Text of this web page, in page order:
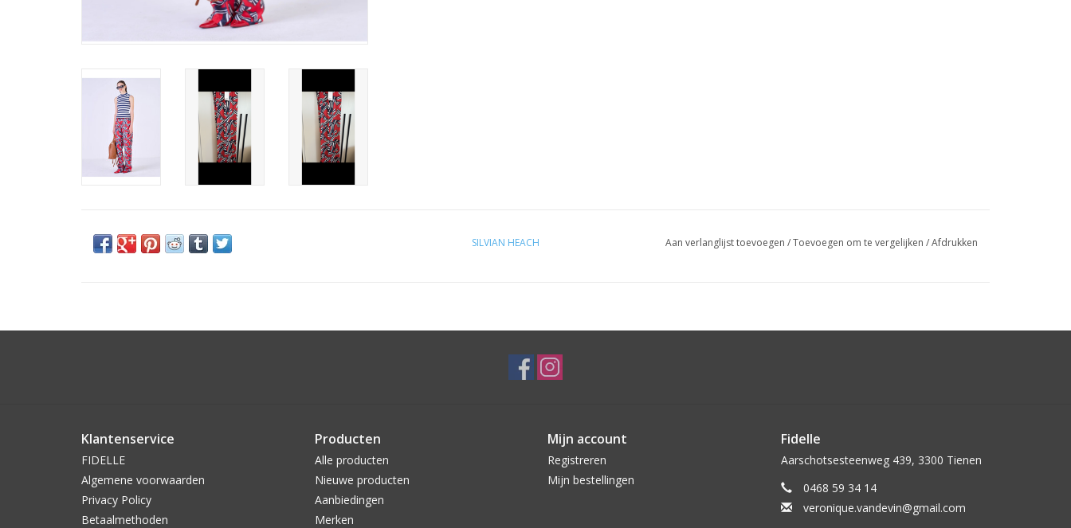
SILVIAN HEACH Aan verlanglijst toevoegen /Toevoegen om te vergelijken /Afdrukken
Klantenservice
FIDELLE
Algemene voorwaarden
Privacy Policy
Betaalmethoden
Producten
Alle producten
Nieuwe producten
Aanbiedingen
Merken
Mijn account
Registreren
Mijn bestellingen
Fidelle
Aarschotsesteenweg 439, 3300 Tienen
0468 59 34 14
veronique.vandevin@gmail.com